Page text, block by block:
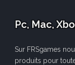
Pc, Mac,
Sur FRSgames
produits pour